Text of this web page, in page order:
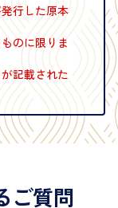
行した原本
のに限りま
記載された
ご質問